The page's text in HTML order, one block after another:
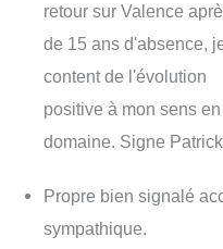
retour sur Valence
de 15 ans d'absence,
content de l'évolution
positive à mon sens
domaine. Signe
Propre bien signalé
sympathique.